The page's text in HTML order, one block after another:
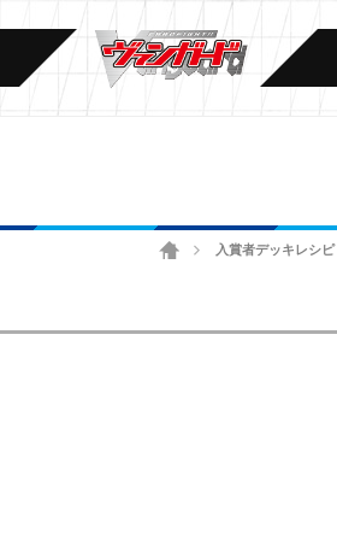
ホーム 入賞者デッキレシピ